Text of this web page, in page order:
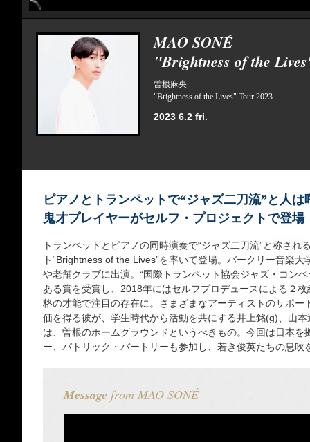
MAO SONÉ
"Brightness of the
曽根麻央
"Brightness of the Lives" Tour 2023
2023 6.2 fri.
ピアノとトランペットで“ジャズ二刀流”と人は
鬼才プレイヤーがセルフ・プロジェクトで登場
トランペットとピアノの同時演奏で“ジャズ二刀流”と称され
ト“Brightness of the Lives”を率いて登場。バークリー音楽
や老舗クラブに出演。“国際トランペット協会ジャズ・コン
ある賞を受賞し、2018年にはセルフプロデュースによる２
格の才能で注目の存在に。さまざまなアーティストのサポ
価を得る彼が、学生時代から活動を共にする井上銘(g)、山
は、曽根のホームグラウンドというべきもの。今回は日本
ー、パトリック・バートリーも参加し、若き俊英たちの息吹
Message from MAO SONÉ